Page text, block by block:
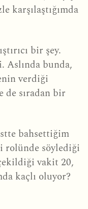
karşılaştığımda
bir şey.
Aslında bunda,
verdiği
de sıradan bir
bahsettiğim
rolünde söylediği
vakit 20,
kaçlı oluyor?